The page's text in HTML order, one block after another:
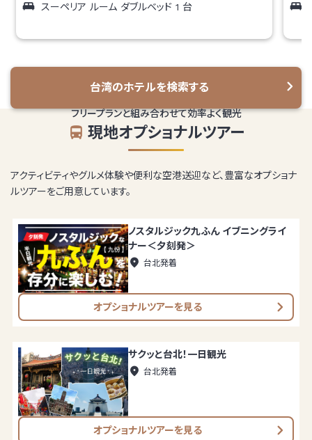
スーペリア ルーム ダブルベッド 1 台
台湾のホテルを検索する
現地オプショナルツアー
フリープランと組み合わせて効率よく観光
アクティビティやグルメ体験や便利な空港送迎など、豊富なオプショナ
ルツアーをご用意しています。
ノスタルジック九ふん イブニングライ
ナー＜夕刻発＞
台北発着
オプショナルツアーを見る
サクッと台北！一日観光
台北発着
オプショナルツアーを見る